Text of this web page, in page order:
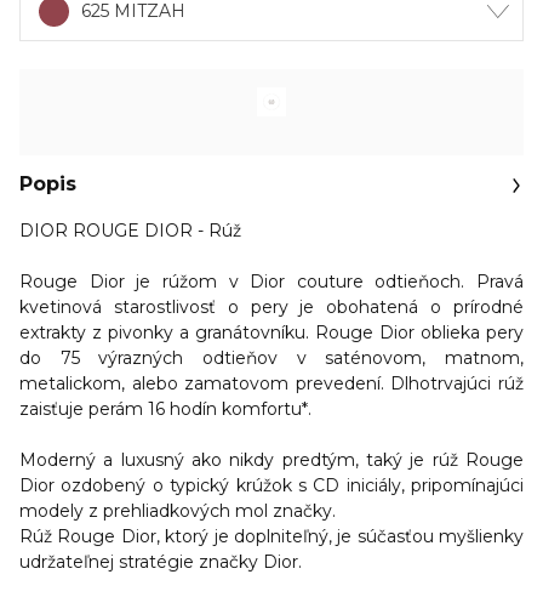
625 MITZAH
Popis
DIOR ROUGE DIOR - Rúž
Rouge Dior je rúžom v Dior couture odtieňoch. Pravá
kvetinová starostlivosť o pery je obohatená o prírodné
extrakty z pivonky a granátovníku. Rouge Dior oblieka pery
do 75 výrazných odtieňov v saténovom, matnom,
metalickom, alebo zamatovom prevedení. Dlhotrvajúci rúž
zaisťuje perám 16 hodín komfortu*.
Moderný a luxusný ako nikdy predtým, taký je rúž Rouge
Dior ozdobený o typický krúžok s CD iniciály, pripomínajúci
modely z prehliadkových mol značky.
Rúž Rouge Dior, ktorý je doplniteľný, je súčasťou myšlienky
udržateľnej stratégie značky Dior.